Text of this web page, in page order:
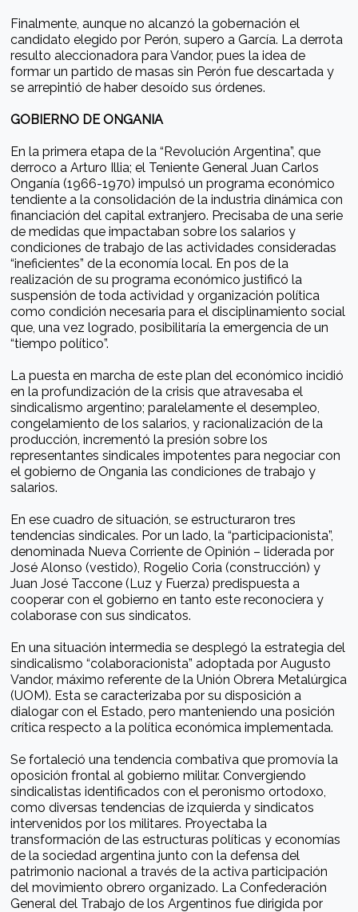
Finalmente, aunque no alcanzó la gobernación el
candidato elegido por Perón, supero a García. La derrota
resulto aleccionadora para Vandor, pues la idea de
formar un partido de masas sin Perón fue descartada y
se arrepintió de haber desoído sus órdenes.
GOBIERNO DE ONGANIA
En la primera etapa de la “Revolución Argentina”, que
derroco a Arturo Illia; el Teniente General Juan Carlos
Onganía (1966-1970) impulsó un programa económico
tendiente a la consolidación de la industria dinámica con
financiación del capital extranjero. Precisaba de una serie
de medidas que impactaban sobre los salarios y
condiciones de trabajo de las actividades consideradas
“ineficientes” de la economía local. En pos de la
realización de su programa económico justificó la
suspensión de toda actividad y organización política
como condición necesaria para el disciplinamiento social
que, una vez logrado, posibilitaría la emergencia de un
“tiempo político”.
La puesta en marcha de este plan del económico incidió
en la profundización de la crisis que atravesaba el
sindicalismo argentino; paralelamente el desempleo,
congelamiento de los salarios, y racionalización de la
producción, incrementó la presión sobre los
representantes sindicales impotentes para negociar con
el gobierno de Ongania las condiciones de trabajo y
salarios.
En ese cuadro de situación, se estructuraron tres
tendencias sindicales. Por un lado, la “participacionista”,
denominada Nueva Corriente de Opinión – liderada por
José Alonso (vestido), Rogelio Coria (construcción) y
Juan José Taccone (Luz y Fuerza) predispuesta a
cooperar con el gobierno en tanto este reconociera y
colaborase con sus sindicatos.
En una situación intermedia se desplegó la estrategia del
sindicalismo “colaboracionista” adoptada por Augusto
Vandor, máximo referente de la Unión Obrera Metalúrgica
(UOM). Esta se caracterizaba por su disposición a
dialogar con el Estado, pero manteniendo una posición
crítica respecto a la política económica implementada.
Se fortaleció una tendencia combativa que promovía la
oposición frontal al gobierno militar. Convergiendo
sindicalistas identificados con el peronismo ortodoxo,
como diversas tendencias de izquierda y sindicatos
intervenidos por los militares. Proyectaba la
transformación de las estructuras políticas y economías
de la sociedad argentina junto con la defensa del
patrimonio nacional a través de la activa participación
del movimiento obrero organizado. La Confederación
General del Trabajo de los Argentinos fue dirigida por